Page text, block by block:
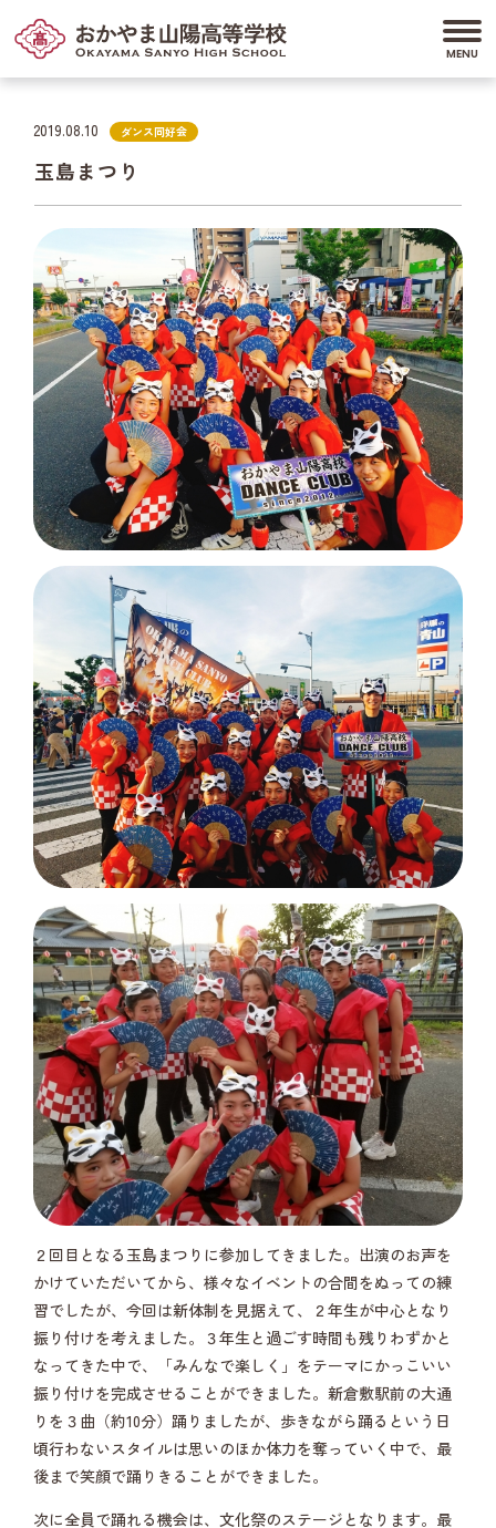
2019.08.10 ダンス同好会
玉島まつり
２回目となる玉島まつりに参加してきました。出演のお声を
かけていただいてから、様々なイベントの合間をぬっての練
習でしたが、今回は新体制を見据えて、２年生が中心となり
振り付けを考えました。３年生と過ごす時間も残りわずかと
なってきた中で、「みんなで楽しく」をテーマにかっこいい
振り付けを完成させることができました。新倉敷駅前の大通
りを３曲（約10分）踊りましたが、歩きながら踊るという日
頃行わないスタイルは思いのほか体力を奪っていく中で、最
後まで笑顔で踊りきることができました。
次に全員で踊れる機会は、文化祭のステージとなります。最